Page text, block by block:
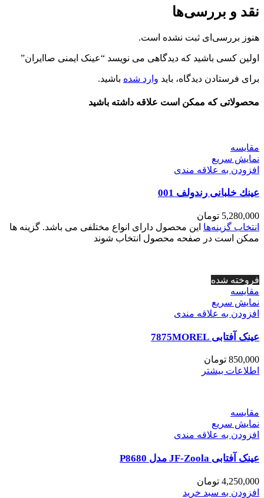
نقد و بررسی‌ها
هنوز بررسی‌ای ثبت نشده است.
اولین کسی باشید که دیدگاهی می نویسد “عینک ایمنی صاایران”
برای فرستادن دیدگاه، باید وارد شده باشید.
محصولاتی که ممکن است علاقه داشته باشید
مقايسه
نمایش سریع
افزودن به علاقه مندی
عينك خلبانی رندولف 001
5,280,000 تومان
انتخاب گزینه‌ها این محصول دارای انواع مختلفی می باشد. گزینه ها
ممکن است در صفحه محصول انتخاب شوند
فروخته شده
مقايسه
نمایش سریع
افزودن به علاقه مندی
عینک آفتابی 7875MOREL
850,000 تومان
اطلاعات بیشتر
مقايسه
نمایش سریع
افزودن به علاقه مندی
عینک آفتابی JF-Zoola مدل P8680
4,250,000 تومان
افزودن به سبد خرید